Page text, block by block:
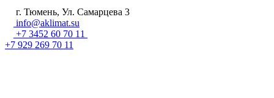
г. Тюмень, Ул. Самарцева 3
info@aklimat.su
+7 3452 60 70 11
+7 929 269 70 11